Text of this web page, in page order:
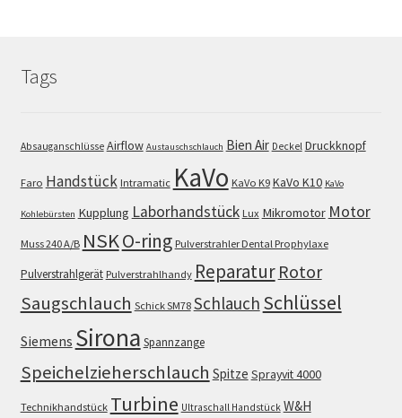
Tags
Absauganschlüsse Airflow Austauschschlauch Bien Air Deckel Druckknopf
Faro Handstück Intramatic KaVo KaVo K9 KaVo K10 KaVo
Kohlebürsten Kupplung Laborhandstück Lux Mikromotor Motor
Muss 240 A/B NSKO-ring Pulverstrahler Dental Prophylaxe
Pulverstrahlgerät Pulverstrahlhandy Reparatur Rotor
Saugschlauch Schick SM78 Schlauch Schlüssel
Siemens Sirona Spannzange
Speichelzieherschlauch Spitze Sprayvit 4000
Technikhandstück Turbine Ultraschall Handstück W&H